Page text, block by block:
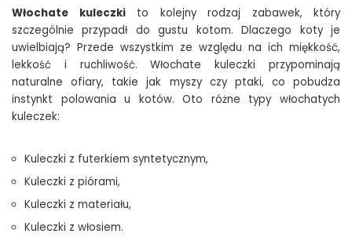
Włochate kuleczkito kolejny rodzaj zabawek, który
szczególnie przypadł do gustu kotom. Dlaczego koty je
uwielbiają? Przede wszystkim ze względu na ich miękkość,
lekkość i ruchliwość. Włochate kuleczki przypominają
naturalne ofiary, takie jak myszy czy ptaki, co pobudza
instynkt polowania u kotów. Oto różne typy włochatych
kuleczek:
Kuleczki z futerkiem syntetycznym,
Kuleczki z piórami,
Kuleczki z materiału,
Kuleczki z włosiem.